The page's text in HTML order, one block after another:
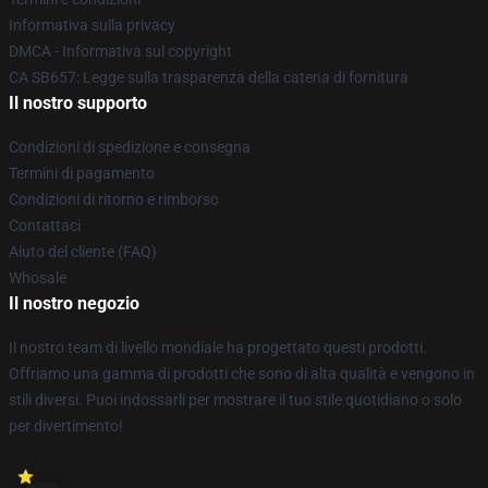
Informativa sulla privacy
DMCA - Informativa sul copyright
CA SB657: Legge sulla trasparenza della catena di fornitura
Il nostro supporto
Condizioni di spedizione e consegna
Termini di pagamento
Condizioni di ritorno e rimborso
Contattaci
Aiuto del cliente (FAQ)
Whosale
Il nostro negozio
Il nostro team di livello mondiale ha progettato questi prodotti.
Offriamo una gamma di prodotti che sono di alta qualità e vengono in
stili diversi. Puoi indossarli per mostrare il tuo stile quotidiano o solo
per divertimento!